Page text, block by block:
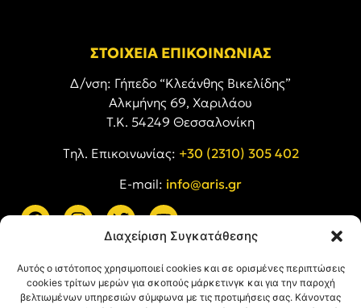
Διαχείριση Συγκατάθεσης
Αυτός ο ιστότοπος χρησιμοποιεί cookies και σε ορισμένες περιπτώσεις
cookies τρίτων μερών για σκοπούς μάρκετινγκ και για την παροχή
βελτιωμένων υπηρεσιών σύμφωνα με τις προτιμήσεις σας. Κάνοντας
ΣΤΟΙΧΕΙΑ ΕΠΙΚΟΙΝΩΝΙΑΣ
Δ/νση: Γήπεδο “Κλεάνθης Βικελίδης”
Αλκμήνης 69, Χαριλάου
Τ.Κ. 54249 Θεσσαλονίκη
Tηλ. Επικοινωνίας: +30 (2310) 305 402
E-mail: info@aris.gr